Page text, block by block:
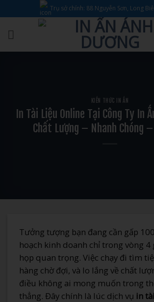
qua
nội
dung
Trụ sở chính: 88 Nguyễn Sơn, Long
KIẾN THỨC IN ẤN
In Tài Liệu Online Tại Công Ty In
Chất Lượng – Nhanh Chóng
Tưởng tượng bạn đang cần gấp
hoạch kinh doanh chỉ trong vòng 4
họp quan trọng. Việc chạy đi tìm
hàng chờ đợi, và lo lắng về chất
điều không ai mong muốn trong
thẳng. Đây chính là lúc dịch vụ in